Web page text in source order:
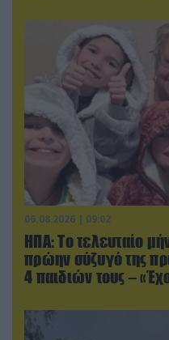
06.08.2026 | 09:02
ΗΠΑ: Το τελευταίο
πρώην σύζυγό της
4 παιδιών τους –